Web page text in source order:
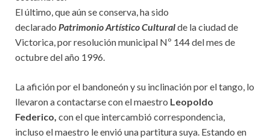
El último, que aún se conserva, ha sido
declarado Patrimonio Artístico Culturalde la ciudad de
Victorica, por resolución municipal Nº 144 del mes de
octubre del año 1996.
La afición por el bandoneón y su inclinación por el tango, lo
llevaron a contactarse con el maestro Leopoldo
Federico, con el que intercambió correspondencia,
incluso el maestro le envió una partitura suya. Estando en